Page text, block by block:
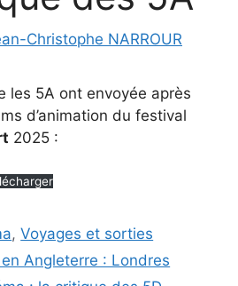
Christophe NARROUR
les 5A ont envoyée après
d’animation du festival
2025 :
,Voyages et sorties
Angleterre : Londres